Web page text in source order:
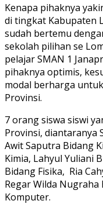
Kenapa pihaknya
di tingkat Kabupaten
sudah bertemu
sekolah pilihan se
pelajar SMAN 1
pihaknya optimis,
modal berharga
Provinsi.
7 orang siswa siswi
Provinsi, diantaranya
Awit Saputra Bidang
Kimia, Lahyul Yuliani
Bidang Fisika, Ria
Regar Wilda
Komputer.